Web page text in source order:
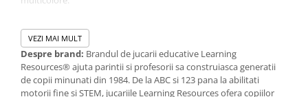
Jocuri STEM
Jocuri Magnetice
Jocuri de societate
Jocuri de logica
Jocuri de memorie
Varsta minima recomandata: 3 ani. - Acest reper este nou si
comercializat in ambalajul original pus la dispozitie de catre
producator. Imaginile disponibile au caracter orientativ si
informativ. Nuanta, tonul si intensitatea culorii din pozele
produsului pot varia in functie de ecranul de pe care se
vizualizeaza magazinul online.
VEZI MAI MULT
Despre brand: Brandul de jucarii educative Learning
Resources® ajuta parintii si profesorii sa construiasca generatii
de copii minunati din 1984. De la ABC si 123 pana la abilitati
motorii fine si STEM, jucariile Learning Resources ofera copiilor